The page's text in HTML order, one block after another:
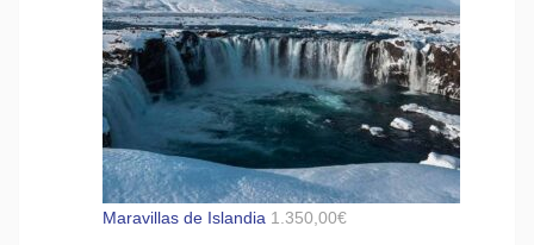
Maravillas de Islandia 1.350,00€